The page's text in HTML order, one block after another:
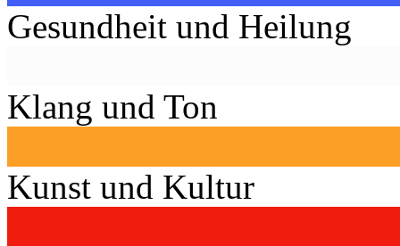
Gesundheit und Heilung
Klang und Ton
Kunst und Kultur